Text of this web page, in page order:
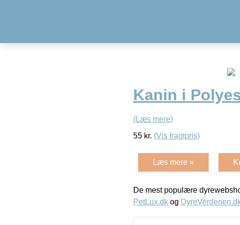
Kanin i
(Læs mere)
55 kr. (Vis fragtpris)
Læs mere »
De mest populære
PetLux.dk og